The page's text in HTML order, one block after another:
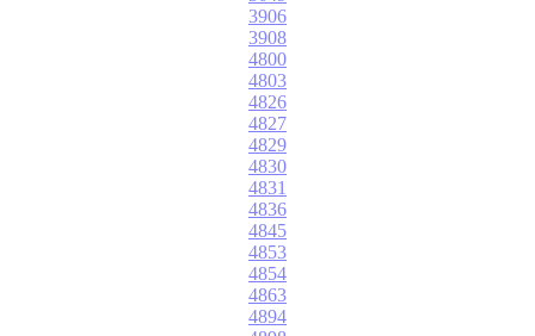
3906
3908
4800
4803
4826
4827
4829
4830
4831
4836
4845
4853
4854
4863
4894